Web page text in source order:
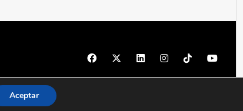
© 1997 - 2026 PRODU - Todos los derechos reservados
Aceptar